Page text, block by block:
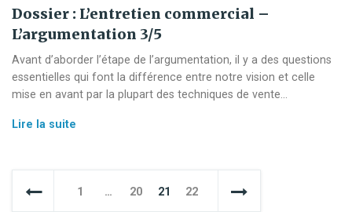
Dossier : L’entretien commercial –
L’argumentation 3/5
Avant d’aborder l’étape de l’argumentation, il y a des questions
essentielles qui font la différence entre notre vision et celle
mise en avant par la plupart des techniques de vente…
Lire la suite
–
Pagination
1 … 20 21 22